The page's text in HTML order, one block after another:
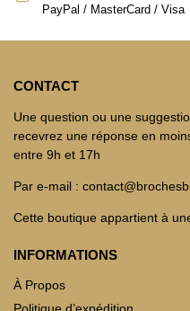
PayPal / MasterCard / Visa
CONTACT
Une question ou une
recevrez une réponse en
entre 9h et 17h
Par e-mail :
Cette boutique appartient à
INFORMATIONS
À Propos